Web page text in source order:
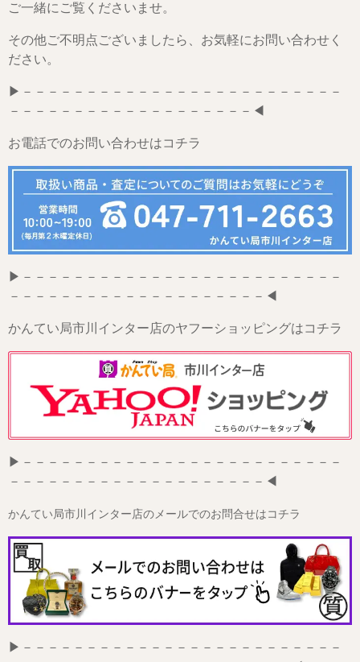
ご一緒にご覧くださいませ。
その他ご不明点ございましたら、お気軽にお問い合わせく
ださい。
▶－－－－－－－－－－－－－－－－－－－－－－－－－
－－－－－－－－－－－－－－－－－－－◀
お電話でのお問い合わせはコチラ
▶－－－－－－－－－－－－－－－－－－－－－－－－－
－－－－－－－－－－－－－－－－－－－－◀
かんてい局市川インター店のヤフーショッピングはコチラ
▶－－－－－－－－－－－－－－－－－－－－－－－－－
－－－－－－－－－－－－－－－－－－－－◀
かんてい局市川インター店のメールでのお問合せはコチラ
▶－－－－－－－－－－－－－－－－－－－－－－－－－